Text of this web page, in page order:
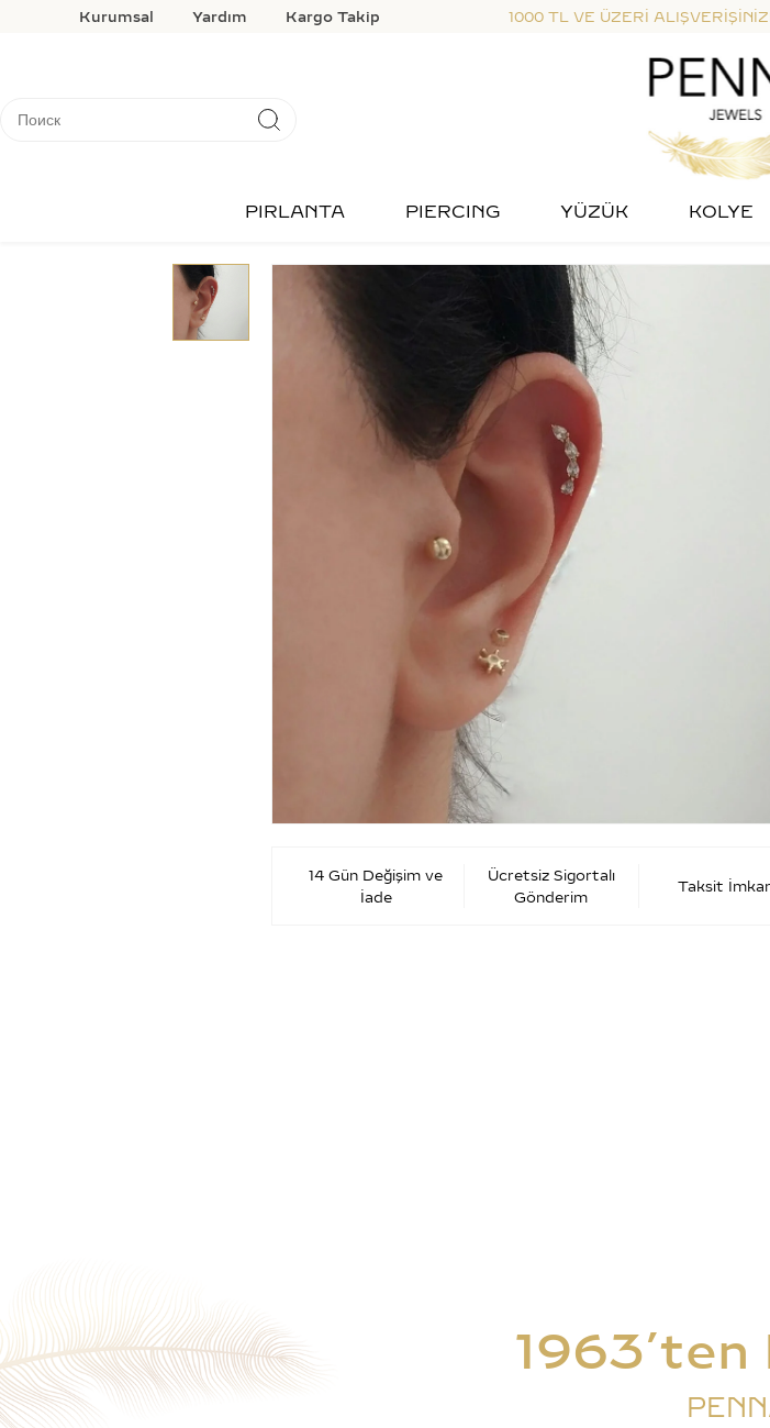
Kurumsal Yardım Kargo Takip 1000 TL VE ÜZERİ
PIRLANTA PIERCING YÜZÜK KOLYE
14 Gün Değişim ve
İade
Ücretsiz Sigortalı
Gönderim
Taksit
1963’ten